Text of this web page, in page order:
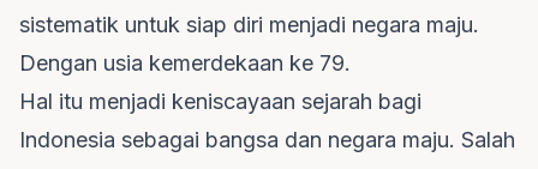
sistematik untuk siap diri menjadi negara maju.
Dengan usia kemerdekaan ke 79.
Hal itu menjadi keniscayaan sejarah bagi
Indonesia sebagai bangsa dan negara maju. Salah